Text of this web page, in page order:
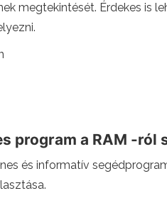
megtekintését. Érdekes is
program a RAM -
és informatív